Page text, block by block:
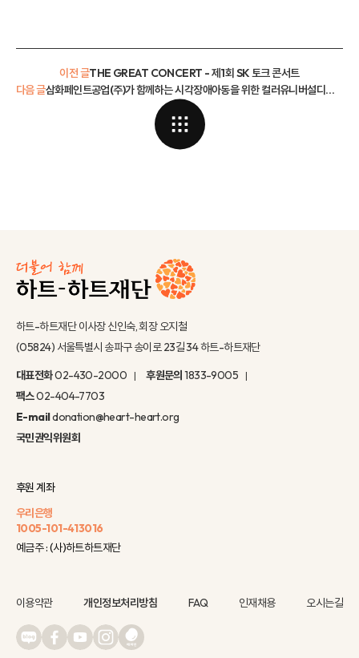
이전 글THE GREAT CONCERT - 제1회 SK 토크 콘서트
삼화페인트공업(주)가 함께하는 시각장애아동을 위한 컬러유니버설디자인
다음 글
하트-하트재단 이사장 신인숙, 회장 오지철
(05824) 서울특별시 송파구 송이로 23길 34 하트-하트재단
대표전화02-430-2000 후원문의 1833-9005
팩스02-404-7703
E-maildonation@heart-heart.org
국민권익위원회
후원 계좌
우리은행
1005-101-413016
예금주 : (사)하트하트재단
이용약관 개인정보처리방침 FAQ 인재채용 오시는길